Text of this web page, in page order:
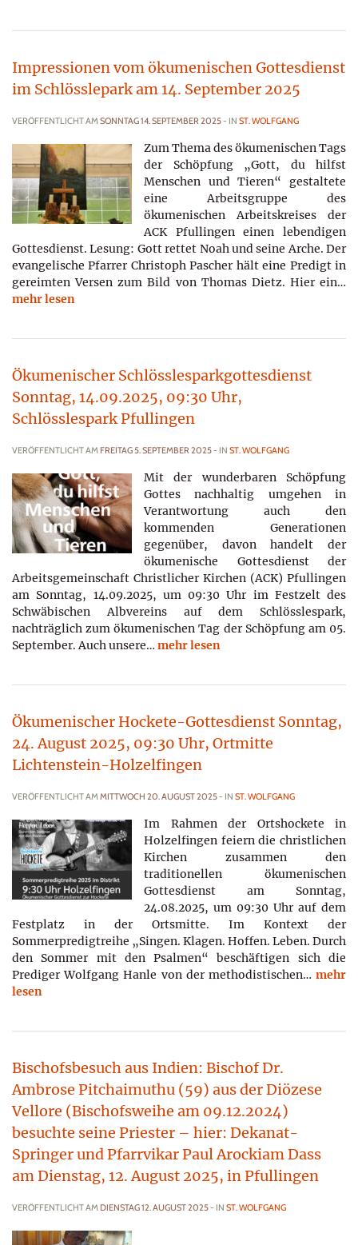
Impressionen vom ökumenischen Gottesdienst
im Schlösslepark am 14. September 2025
VERÖFFENTLICHT AMSONNTAG 14. SEPTEMBER 2025- IN ST. WOLFGANG
Zum Thema des ökumenischen Tags
der Schöpfung „Gott, du hilfst
Menschen und Tieren“ gestaltete
eine Arbeitsgruppe des
ökumenischen Arbeitskreises der
ACK Pfullingen einen lebendigen
Gottesdienst. Lesung: Gott rettet Noah und seine Arche. Der
evangelische Pfarrer Christoph Pascher hält eine Predigt in
gereimten Versen zum Bild von Thomas Dietz. Hier ein…
mehr lesen
Ökumenischer Schlösslesparkgottesdienst
Sonntag, 14.09.2025, 09:30 Uhr,
Schlösslespark Pfullingen
VERÖFFENTLICHT AM FREITAG 5. SEPTEMBER 2025- IN ST. WOLFGANG
Mit der wunderbaren Schöpfung
Gottes nachhaltig umgehen in
Verantwortung auch den
kommenden Generationen
gegenüber, davon handelt der
ökumenische Gottesdienst der
Arbeitsgemeinschaft Christlicher Kirchen (ACK) Pfullingen
am Sonntag, 14.09.2025, um 09:30 Uhr im Festzelt des
Schwäbischen Albvereins auf dem Schlösslespark,
nachträglich zum ökumenischen Tag der Schöpfung am 05.
September. Auch unsere… mehr lesen
Ökumenischer Hockete-Gottesdienst Sonntag,
24. August 2025, 09:30 Uhr, Ortmitte
Lichtenstein-Holzelfingen
VERÖFFENTLICHT AMMITTWOCH 20. AUGUST 2025- IN ST. WOLFGANG
Im Rahmen der Ortshockete in
Holzelfingen feiern die christlichen
Kirchen zusammen den
traditionellen ökumenischen
Gottesdienst am Sonntag,
24.08.2025, um 09:30 Uhr auf dem
Festplatz in der Ortsmitte. Im Kontext der
Sommerpredigtreihe „Singen. Klagen. Hoffen. Leben. Durch
den Sommer mit den Psalmen“ beschäftigen sich die
Prediger Wolfgang Hanle von der methodistischen… mehr
lesen
Bischofsbesuch aus Indien: Bischof Dr.
Ambrose Pitchaimuthu (59) aus der Diözese
Vellore (Bischofsweihe am 09.12.2024)
besuchte seine Priester – hier: Dekanat-
Springer und Pfarrvikar Paul Arockiam Dass
am Dienstag, 12. August 2025, in Pfullingen
VERÖFFENTLICHT AM DIENSTAG 12. AUGUST 2025- IN ST. WOLFGANG